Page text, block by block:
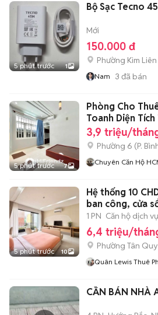
5 phút trước 1
Bộ Sạc Tecno
Mới
150.000 đ
Phường Kim Liên
Nam 3 đã bán
5 phút trước 7
Phòng Cho
Toanh Diện
3,9 triệu/
Phường 6 (P.
Chuyên Căn Hộ
5 phút trước 10
Hệ thống 10
ban công, cửa
1 PN Căn hộ dịch
6,4 triệu/
Phường Tân Quy
Quân Lewis Thuê
CẦN BÁN NHÀ